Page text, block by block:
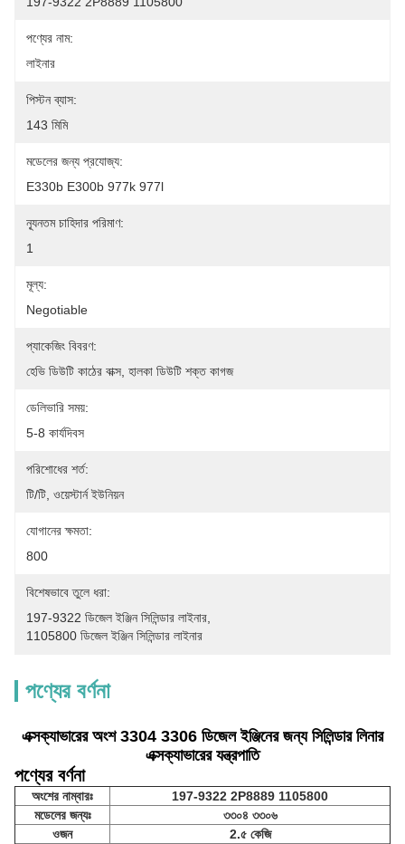
পণ্যের নাম:
লাইনার
পিস্টন ব্যাস:
143 মিমি
মডেলের জন্য প্রযোজ্য:
E330b E300b 977k 977l
ন্যূনতম চাহিদার পরিমাণ:
1
মূল্য:
Negotiable
প্যাকেজিং বিবরণ:
হেভি ডিউটি ​​কাঠের বাক্স, হালকা ডিউটি ​​শক্ত কাগজ
ডেলিভারি সময়:
5-8 কার্যদিবস
পরিশোধের শর্ত:
টি/টি, ওয়েস্টার্ন ইউনিয়ন
যোগানের ক্ষমতা:
800
বিশেষভাবে তুলে ধরা:
197-9322 ডিজেল ইঞ্জিন সিলিন্ডার লাইনার
1105800 ডিজেল ইঞ্জিন সিলিন্ডার লাইনার
পণ্যের বর্ণনা
এক্সক্যাভারের অংশ 3304 3306 ডিজেল ইঞ্জিনের জন্য সিলিন্ডার লিনার
এক্সক্যাভারের যন্ত্রপাতি
পণ্যের বর্ণনা
অংশের নাম্বারঃ
197-9322 2P8889 1105800
মডেলের জন্যঃ
৩৩০৪ ৩৩০৬
ওজন
2.৫ কেজি